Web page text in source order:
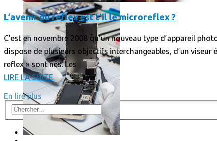
L’avenir du reflex est t’il le microreflex ?
C’est en novembre 2008 qu’un nouveau type d’appareil
dispose de plusieurs objectifs interchangeables, d’un
reflex » sont nés. Les
LIRE LA SUITE
En lire plus